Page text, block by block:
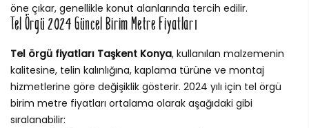
öne çıkar, genellikle konut alanlarında tercih edilir.
Tel Örgü 2024 Güncel Birim Metre Fiyatları
Tel örgü fiyatları Taşkent Konya, kullanılan malzemenin
kalitesine, telin kalınlığına, kaplama türüne ve montaj
hizmetlerine göre değişiklik gösterir. 2024 yılı için tel örgü
birim metre fiyatları ortalama olarak aşağıdaki gibi
sıralanabilir: